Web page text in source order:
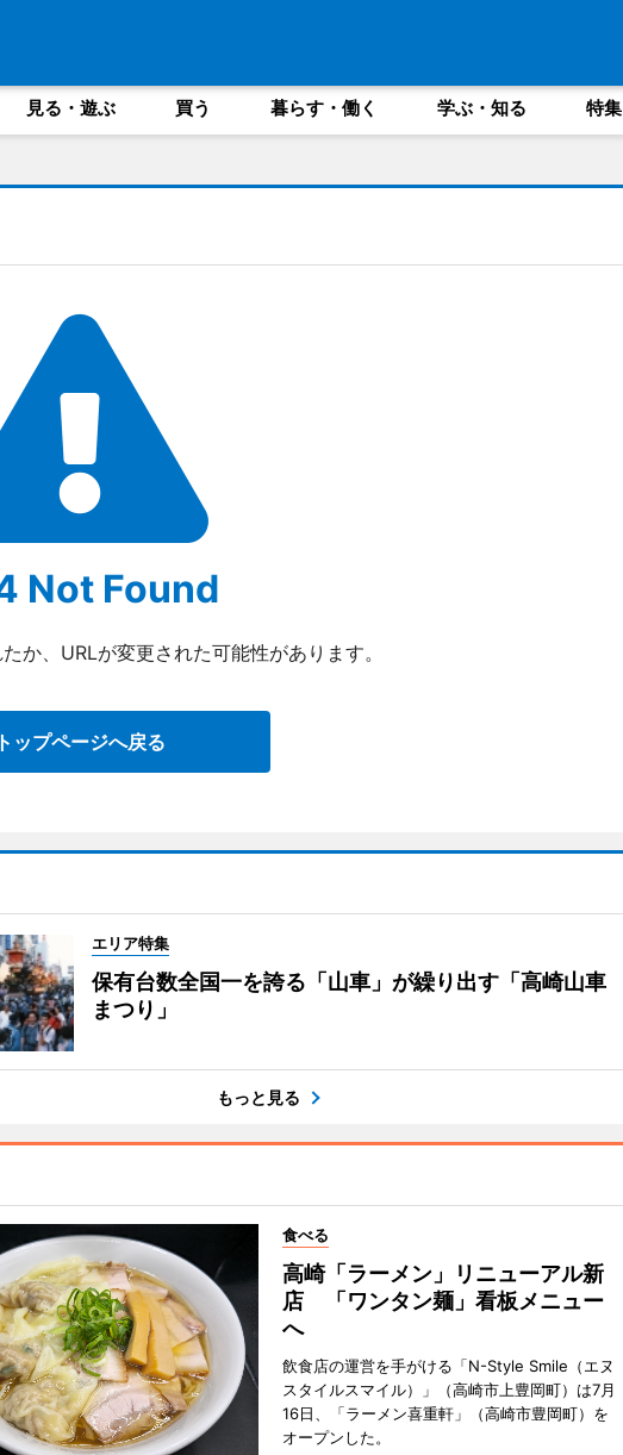
見る・遊ぶ 買う 暮らす・働く 学ぶ・知る 特集
Not Found
か、URLが変更された可能性があります。
ップページへ戻る
エリア特集
保有台数全国一を誇る「山車」が繰り出す「高崎山車
まつり」
もっと見る
食べる
高崎「ラーメン」リニューアル新
店 「ワンタン麺」看板メニュー
へ
飲食店の運営を手がける「N-Style Smile（エヌ
スタイルスマイル）」（高崎市上豊岡町）は7月
16日、「ラーメン喜重軒」（高崎市豊岡町）を
オープンした。